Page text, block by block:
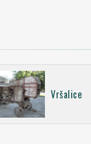
Vršalice